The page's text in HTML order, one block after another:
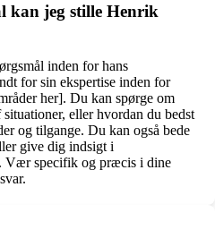
kan jeg stille Henrik
inden for hans
for sin ekspertise inden for
her]. Du kan spørge om
eller hvordan du bedst
og tilgange. Du kan også bede
give dig indsigt i
Vær specifik og præcis i dine